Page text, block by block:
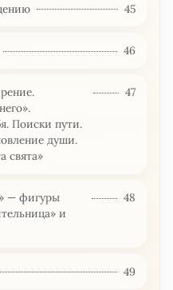
45
46
Поиски пути.
души.
свята»
47
— фигуры
и
48
49